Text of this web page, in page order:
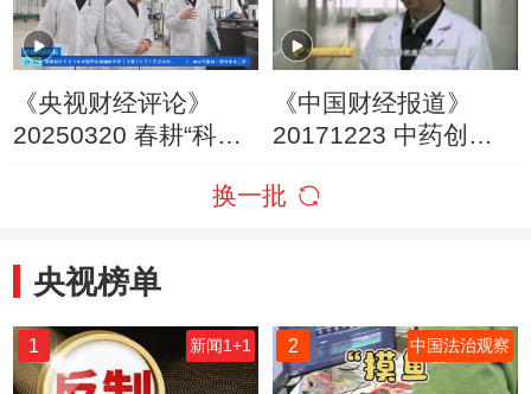
《央视财经评论》
20250320 春耕“科技
《中国财经报道》
20171223 中药创新
换一批
央视榜单
1 新闻1+1 2 中国法治观察